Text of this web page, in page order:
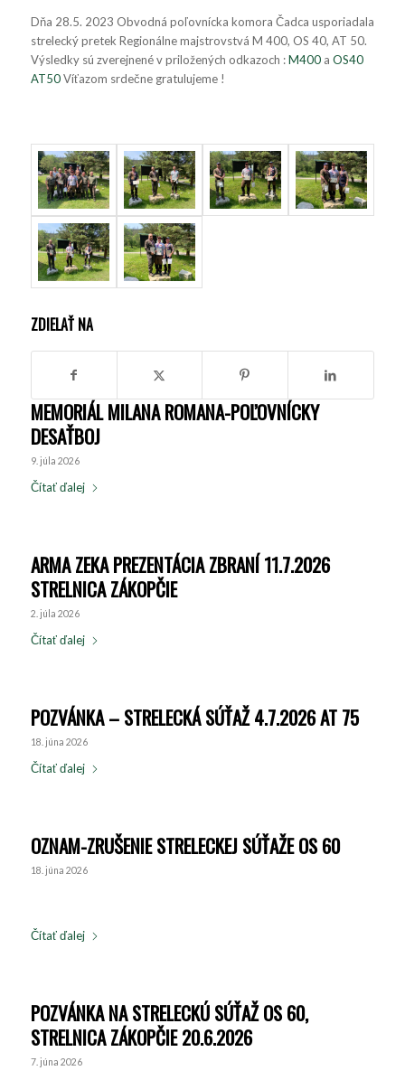
Dňa 28.5. 2023 Obvodná poľovnícka komora Čadca usporiadala
strelecký pretek Regionálne majstrovstvá M 400, OS 40, AT 50.
Výsledky sú zverejnené v priložených odkazoch :M400a OS40
AT50Víťazom srdečne gratulujeme !
ZDIELAŤ NA
MEMORIÁL MILANA ROMANA-POĽOVNÍCKY
DESAŤBOJ
9. júla 2026
Čítať ďalej
ARMA ZEKA PREZENTÁCIA ZBRANÍ 11.7.2026
STRELNICA ZÁKOPČIE
2. júla 2026
Čítať ďalej
POZVÁNKA – STRELECKÁ SÚŤAŽ 4.7.2026 AT 75
18. júna 2026
Čítať ďalej
OZNAM-ZRUŠENIE STRELECKEJ SÚŤAŽE OS 60
18. júna 2026
Čítať ďalej
POZVÁNKA NA STRELECKÚ SÚŤAŽ OS 60,
STRELNICA ZÁKOPČIE 20.6.2026
7. júna 2026